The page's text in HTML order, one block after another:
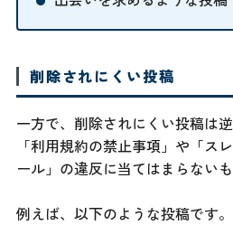
削除されにくい投稿
一方で、削除されにくい投稿は
「利用規約の禁止事項」や「ス
ール」の違反に当てはまらないも
例えば、以下のような投稿です。